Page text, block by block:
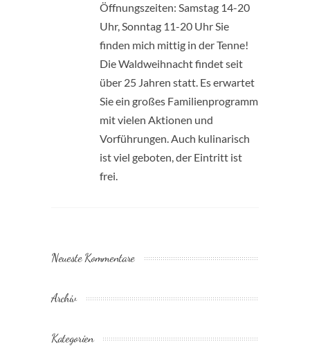
Öffnungszeiten: Samstag 14-20
Uhr, Sonntag 11-20 Uhr Sie
finden mich mittig in der Tenne!
Die Waldweihnacht findet seit
über 25 Jahren statt. Es erwartet
Sie ein großes Familienprogramm
mit vielen Aktionen und
Vorführungen. Auch kulinarisch
ist viel geboten, der Eintritt ist
frei.
Neueste Kommentare
Archiv
Kategorien